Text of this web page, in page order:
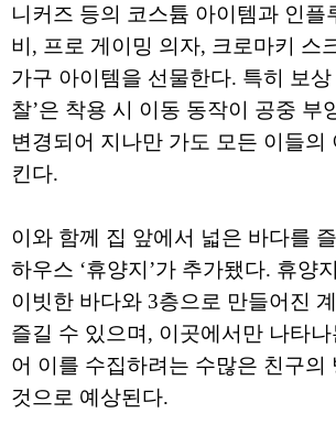
니커즈 등의 코스튬 아이템과 인플
비, 프로 게이밍 의자, 크로마키 스
가구 아이템을 선물한다. 특히 보상
찰’은 착용 시 이동 동작이 공중 부
변경되어 지나만 가도 모든 이들의
킨다.
이와 함께 집 앞에서 넓은 바다를
하우스 ‘휴양지’가 추가됐다. 휴양
이빗한 바다와 3층으로 만들어진
즐길 수 있으며, 이곳에서만 나타
어 이를 수집하려는 수많은 친구의
것으로 예상된다.